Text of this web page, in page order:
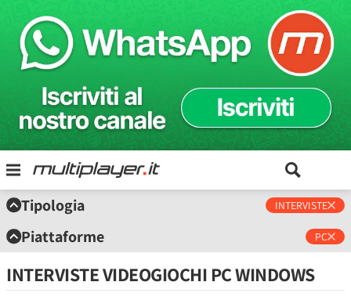
Tipologia INTERVISTE
Piattaforme PC
INTERVISTE VIDEOGIOCHI PC WINDOWS